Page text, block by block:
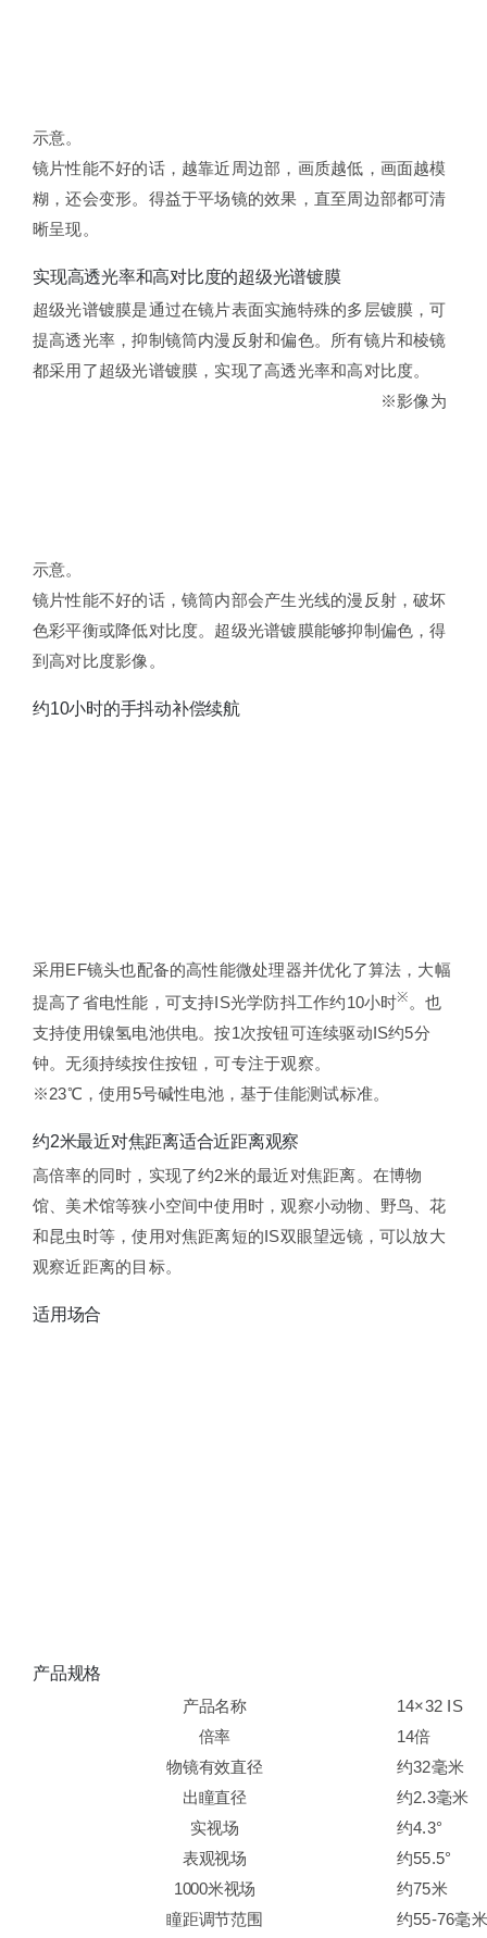
示意。
镜片性能不好的话，越靠近周边部，画质越低，画面越模
糊，还会变形。得益于平场镜的效果，直至周边部都可清
晰呈现。
实现高透光率和高对比度的超级光谱镀膜
超级光谱镀膜是通过在镜片表面实施特殊的多层镀膜，可
提高透光率，抑制镜筒内漫反射和偏色。所有镜片和棱镜
都采用了超级光谱镀膜，实现了高透光率和高对比度。
※影像为
示意。
镜片性能不好的话，镜筒内部会产生光线的漫反射，破坏
色彩平衡或降低对比度。超级光谱镀膜能够抑制偏色，得
到高对比度影像。
约10小时的手抖动补偿续航
采用EF镜头也配备的高性能微处理器并优化了算法，大幅
提高了省电性能，可支持IS光学防抖工作约10小时※ 。也
支持使用镍氢电池供电。按1次按钮可连续驱动IS约5分
钟。无须持续按住按钮，可专注于观察。
※23℃，使用5号碱性电池，基于佳能测试标准。
约2米最近对焦距离适合近距离观察
高倍率的同时，实现了约2米的最近对焦距离。在博物
馆、美术馆等狭小空间中使用时，观察小动物、野鸟、花
和昆虫时等，使用对焦距离短的IS双眼望远镜，可以放大
观察近距离的目标。
适用场合
产品规格
产品名称
14×32 IS
倍率
14倍
物镜有效直径
约32毫米
出瞳直径
约2.3毫米
实视场
约4.3°
表观视场
约55.5°
1000米视场
约75米
瞳距调节范围
约55-76毫米